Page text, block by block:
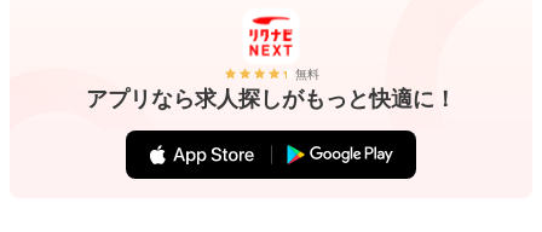
無料
アプリなら求人探しがもっと快適に！